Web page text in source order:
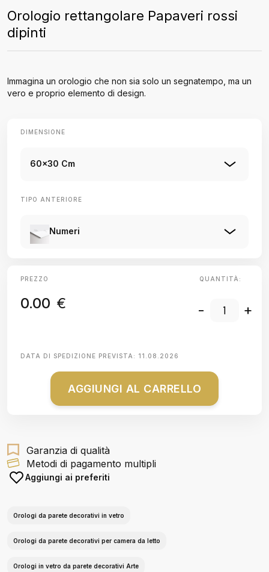
Orologio rettangolare Papaveri rossi
dipinti
Immagina un orologio che non sia solo un segnatempo, ma un
vero e proprio elemento di design.
DIMENSIONE
60x30 Cm
TIPO ANTERIORE
Numeri
PREZZO
0.00 €
QUANTITÀ:
- +
DATA DI SPEDIZIONE PREVISTA: 11.08.2026
AGGIUNGI AL CARRELLO
Garanzia di qualità
Metodi di pagamento multipli
Aggiungi ai preferiti
Orologi da parete decorativi in vetro
Orologi da parete decorativi per camera da letto
Orologi in vetro da parete decorativi Arte